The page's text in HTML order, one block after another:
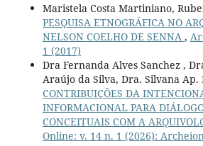
Maristela Costa Martiniano,
PESQUISA ETNOGRÁFICA NO
NELSON COELHO DE SENNA ,
1 (2017)
Dra Fernanda Alves Sanchez ,
Araújo da Silva, Dra. Silvana Ap.
CONTRIBUIÇÕES DA
INFORMACIONAL PARA
CONCEITUAIS COM A
Online: v. 14 n. 1 (2026):